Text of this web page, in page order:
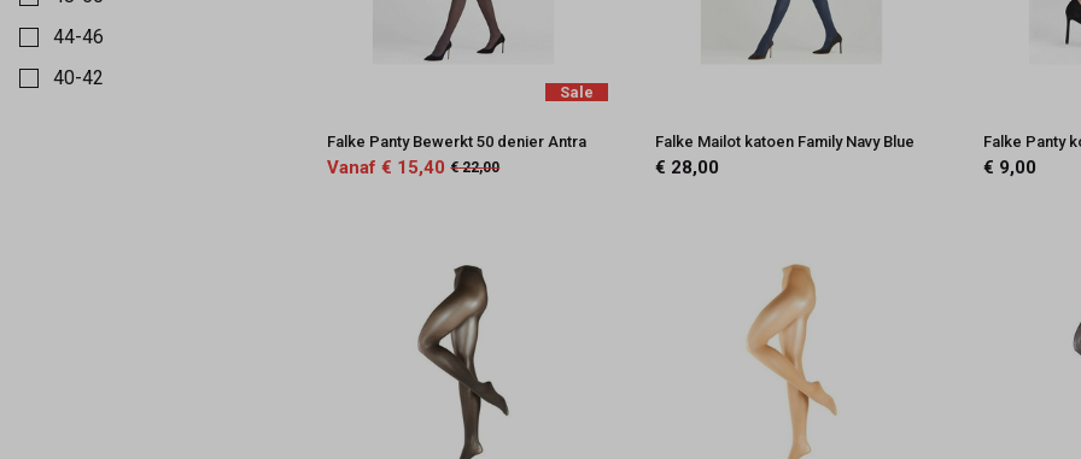
44-46
40-42
Sale
Falke Panty Bewerkt 50 denier Antra
Vanaf € 15,40 € 22,00
Falke Mailot katoen Family Navy Blue
€ 28,00
Falke Panty
€ 9,00